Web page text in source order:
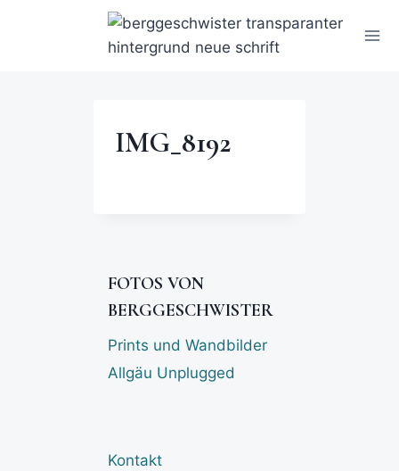
IMG_8192
FOTOS VON
BERGGESCHWISTER
Prints und Wandbilder
Allgäu Unplugged
Kontakt